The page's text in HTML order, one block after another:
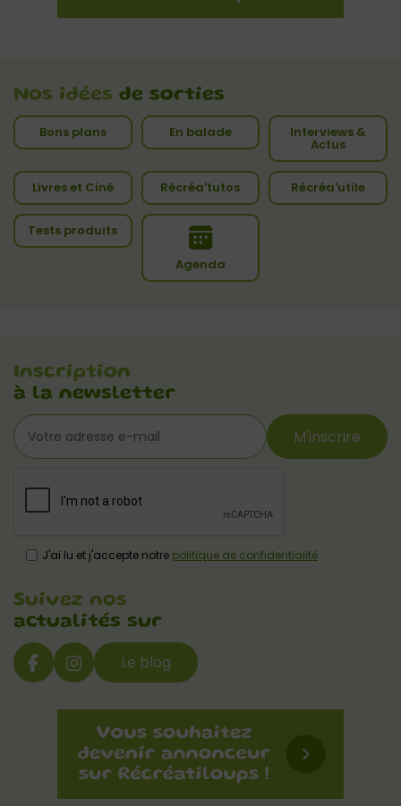
Nos idées de sorties
Bons plans En balade Interviews &
Actus
Livres et Ciné Récréa'tutos Récréa'utile
Tests produits
Agenda
Inscription
à la newsletter
M'inscrire
J'ai lu et j'accepte notre politique de confidentialité
Suivez nos
actualités sur
Le blog